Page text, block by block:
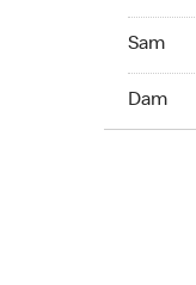
Sam
Dam